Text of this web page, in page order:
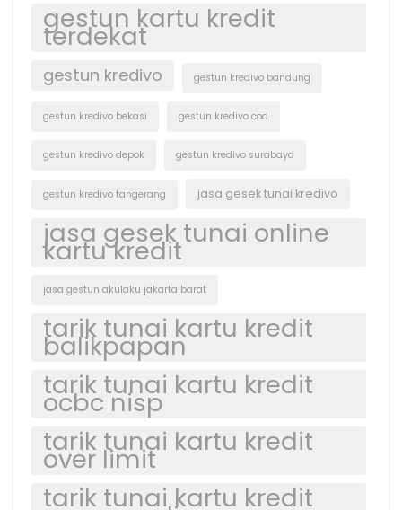
gestun kartu kredit
terdekat
gestun kredivo gestun kredivo bandung
gestun kredivo bekasi gestun kredivo cod
gestun kredivo depok gestun kredivo surabaya
gestun kredivo tangerang jasa gesek tunai kredivo
jasa gesek tunai online
kartu kredit
jasa gestun akulaku jakarta barat
tarik tunai kartu kredit
balikpapan
tarik tunai kartu kredit
ocbc nisp
tarik tunai kartu kredit
over limit
tarik tunai kartu kredit